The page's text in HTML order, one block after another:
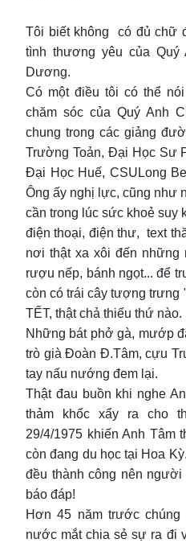
Tôi biết không có đủ chữ
tình thương yêu của
Dương.
Có một điều tôi có thể
chăm sóc của Quý Anh
chung trong các giảng
Trường Toản, Đại Học Sư
Đại Học Huế, CSULong
Ông ấy nghị lực, cũng như
cần trong lúc sức khoẻ suy
điện thoại, điện thư, text
nơi thật xa xôi đến những
rượu nếp, bánh ngọt... để
còn có trái cây tượng trưng
TẾT, thật chả thiếu thứ nào.
Những bát phở gà, mướp
trò già Đoàn Đ.Tâm, cựu
tay nấu nướng đem lại.
Thật đau buồn khi nghe
thảm khốc xẩy ra cho
29/4/1975 khiến Anh Tâm
còn đang du học tại Hoa
đều thành công nên
báo đáp!
Hơn 45 năm trước
nước mắt chia sẻ sự ra đi